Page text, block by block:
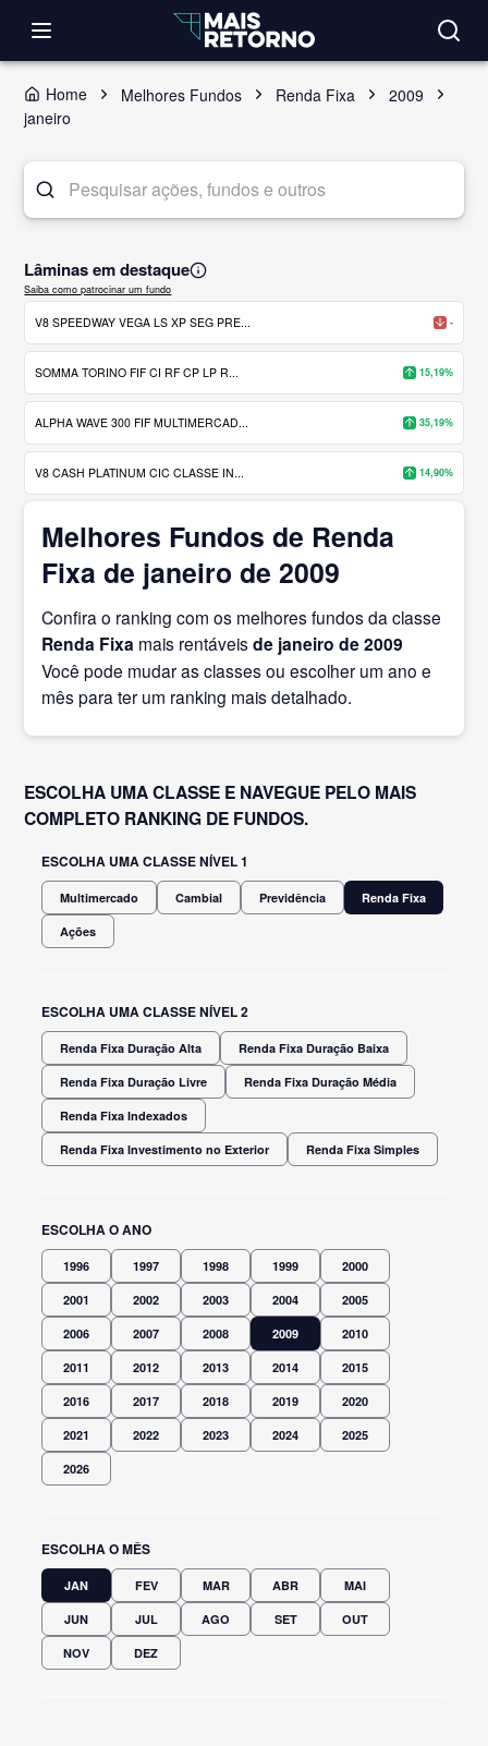
Home Melhores Fundos Renda Fixa
2009
janeiro
Lâminas em destaque
Saiba como patrocinar um fundo
V8 SPEEDWAY VEGA LS XP SEG PRE... -
SOMMA TORINO FIF CI RF CP LP R... 15,19%
ALPHA WAVE 300 FIF MULTIMERCAD... 35,19%
V8 CASH PLATINUM CIC CLASSE IN... 14,90%
Melhores Fundos de Renda
Fixa de janeiro de 2009
Confira o ranking com os melhores fundos da classe
Renda Fixa mais rentáveisde janeiro de 2009
Você pode mudar as classes ou escolher um ano e
mês para ter um ranking mais detalhado.
ESCOLHA UMA CLASSE E NAVEGUE PELO MAIS
COMPLETO RANKING DE FUNDOS.
ESCOLHA UMA CLASSE NÍVEL 1
Multimercado Cambial Previdência Renda Fixa
Ações
ESCOLHA UMA CLASSE NÍVEL 2
Renda Fixa Duração Alta Renda Fixa Duração Baixa
Renda Fixa Duração Livre Renda Fixa Duração Média
Renda Fixa Indexados
Renda Fixa Investimento no Exterior Renda Fixa Simples
ESCOLHA O ANO
1996 1997 1998 1999 2000
2001 2002 2003 2004 2005
2006 2007 2008 2009 2010
2011 2012 2013 2014 2015
2016 2017 2018 2019 2020
2021 2022 2023 2024 2025
2026
ESCOLHA O MÊS
JAN FEV MAR ABR MAI
JUN JUL AGO SET OUT
NOV DEZ